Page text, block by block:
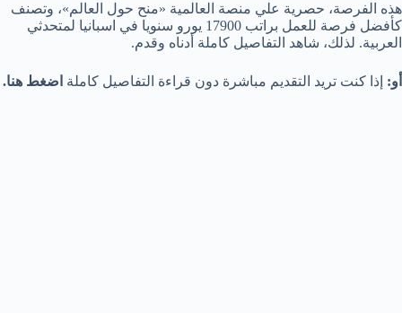
هذه الفرصة، حصرية علي منصة العالمية «منح حول العالم»، وتصنف
كأفضل فرصة للعمل براتب 17900 يورو سنويا في اسبانيا لمتحدثي
العربية. لذلك، شاهد التفاصيل كاملة أدناه وقدم.
أو: إذا كنت تريد التقديم مباشرة دون قراءة التفاصيل كاملة اضغط هنا.